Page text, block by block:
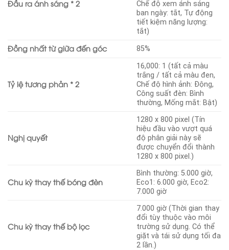
Đầu ra ánh sáng * 2
Chế độ xem ánh sáng
ban ngày: tắt, Tự động
tiết kiệm năng lượng:
tắt)
Đồng nhất từ ​​giữa đến góc 85%
Tỷ lệ tương phản * 2
16,000: 1 (tất cả màu
trắng / tất cả màu đen,
Chế độ hình ảnh: Động,
Công suất đèn: Bình
thường, Mống mắt: Bật)
Nghị quyết
1280 x 800 pixel (Tín
hiệu đầu vào vượt quá
độ phân giải này sẽ
được chuyển đổi thành
1280 x 800 pixel.)
Chu kỳ thay thế bóng đèn
Bình thường: 5.000 giờ,
Eco1: 6.000 giờ, Eco2:
7.000 giờ
Chu kỳ thay thế bộ lọc
7.000 giờ (Thời gian thay
đổi tùy thuộc vào môi
trường sử dụng. Có thể
giặt và tái sử dụng tối đa
2 lần.)